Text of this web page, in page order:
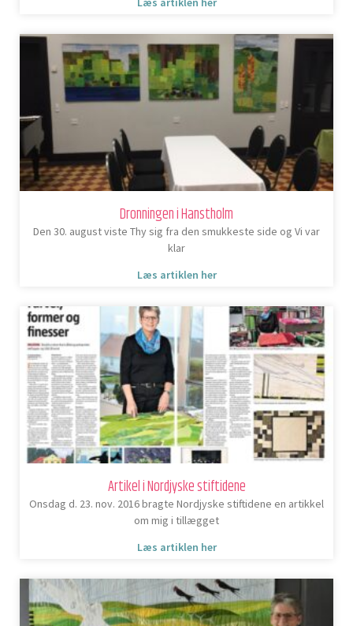
Dronningen i Hanstholm
Den 30. august viste Thy sig fra den smukkeste side og Vi var
klar
Læs artiklen her
Artikel i Nordjyske stiftidene
Onsdag d. 23. nov. 2016 bragte Nordjyske stiftidene en artikkel
om mig i tillægget
Læs artiklen her